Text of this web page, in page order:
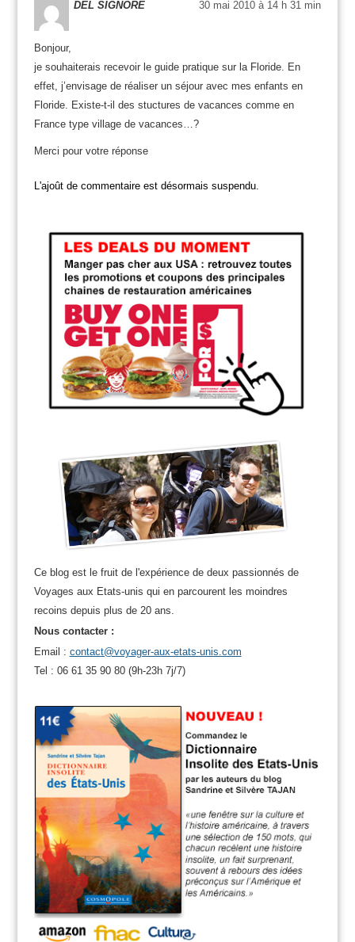
DEL SIGNORE 30 mai 2010 à 14 h 31 min
Bonjour,
je souhaiterais recevoir le guide pratique sur la Floride. En
effet, j’envisage de réaliser un séjour avec mes enfants en
Floride. Existe-t-il des stuctures de vacances comme en
France type village de vacances…?
Merci pour votre réponse
L'ajoût de commentaire est désormais suspendu.
Ce blog est le fruit de l'expérience de deux passionnés de
Voyages aux Etats-unis qui en parcourent les moindres
recoins depuis plus de 20 ans.
Nous contacter :
Email : contact@voyager-aux-etats-unis.com
Tel : 06 61 35 90 80 (9h-23h 7j/7)